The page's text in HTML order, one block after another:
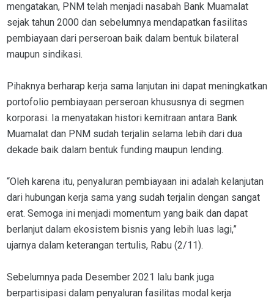
mengatakan, PNM telah menjadi nasabah Bank Muamalat
sejak tahun 2000 dan sebelumnya mendapatkan fasilitas
pembiayaan dari perseroan baik dalam bentuk bilateral
maupun sindikasi.
Pihaknya berharap kerja sama lanjutan ini dapat meningkatkan
portofolio pembiayaan perseroan khususnya di segmen
korporasi. Ia menyatakan histori kemitraan antara Bank
Muamalat dan PNM sudah terjalin selama lebih dari dua
dekade baik dalam bentuk funding maupun lending.
“Oleh karena itu, penyaluran pembiayaan ini adalah kelanjutan
dari hubungan kerja sama yang sudah terjalin dengan sangat
erat. Semoga ini menjadi momentum yang baik dan dapat
berlanjut dalam ekosistem bisnis yang lebih luas lagi,”
ujarnya dalam keterangan tertulis, Rabu (2/11).
Sebelumnya pada Desember 2021 lalu bank juga
berpartisipasi dalam penyaluran fasilitas modal kerja